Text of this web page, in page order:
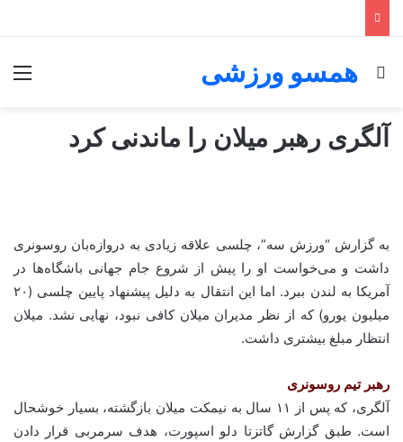
همسو ورزشی
جستجو برای
آلگری رهبر میلان را ماندنی کرد
به گزارش “ورزش سه”، چلسی علاقه زیادی به دروازه‌بان روسونری
داشت و می‌خواست او را پیش از شروع جام جهانی باشگاه‌ها در
آمریکا به لندن ببرد. اما این انتقال به دلیل پیشنهاد پایین چلسی (۲۰
میلیون یورو) که از نظر مدیران میلان کافی نبود، نهایی نشد. میلان
انتظار مبلغ بیشتری داشت.
رهبر تیم روسونری
آلگری، که پس از ۱۱ سال به نیمکت میلان بازگشته، بسیار خوشحال
است. طبق گزارش گاتزتا دلو اسپورت، هدف سرمربی قرار دادن